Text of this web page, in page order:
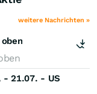
weitere Nachrichten »
- 21.07. - US